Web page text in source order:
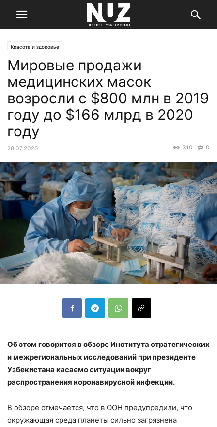
Красота и здоровье
Мировые продажи
медицинских масок
возросли с $800 млн в 2019
году до $166 млрд в 2020
году
28.07.2020 0
310
Об этом говорится в обзоре Института стратегических
и межрегиональных исследований при президенте
Узбекистана касаемо ситуации вокруг
распространения коронавирусной инфекции.
В обзоре отмечается, что в ООН предупредили, что
окружающая среда планеты сильно загрязнена